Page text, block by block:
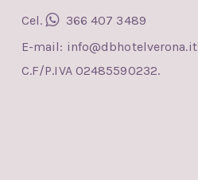
Cel.
366 407 3489
E-mail: info@dbhotelverona.it
C.F/P.IVA 02485590232.